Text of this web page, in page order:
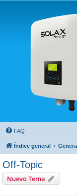
Solax FAQ
Lugar para intercambiar
FAQ
Índice general
Off-Topic
Nuevo Tema